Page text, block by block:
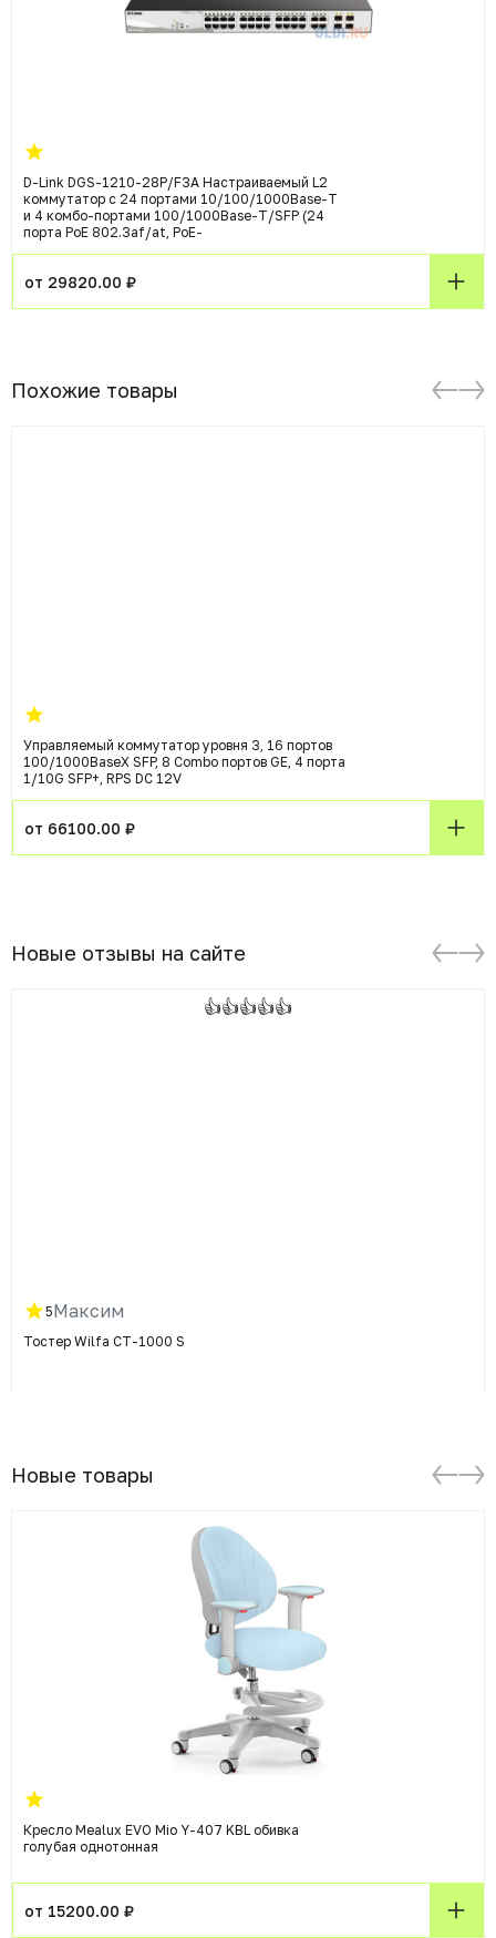
D-Link DGS-1210-28P/F3A Настраиваемый L2
коммутатор с 24 портами 10/100/1000Base-T
и 4 комбо-портами 100/1000Base-T/SFP (24
порта PoE 802.3af/at, PoE-
от 29820.00 ₽
Похожие товары
Управляемый коммутатор уровня 3, 16 портов
100/1000BaseX SFP, 8 Combo портов GE, 4 порта
1/10G SFP+, RPS DC 12V
от 66100.00 ₽
Новые отзывы на сайте
👍👍👍👍👍
5Максим
Тостер Wilfa CT-1000 S
Новые товары
Кресло Mealux EVO Mio Y-407 KBL обивка
голубая однотонная
от 15200.00 ₽